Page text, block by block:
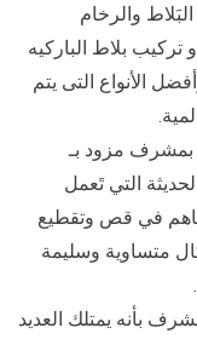
والرخام
بلاط الباركيه
الأنواع التى يتم
بمشرف مزود بـ
التي تَعمل
في قص وتقطيع
متساوية وسليمة
بأنه يمتلك العديد